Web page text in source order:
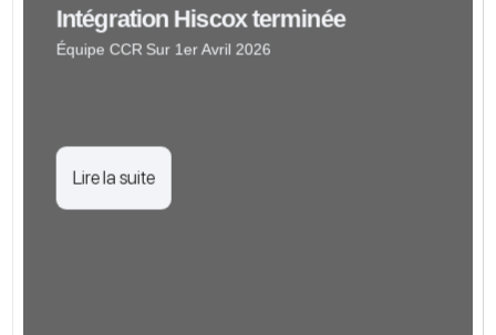
Intégration Hiscox terminée
Équipe CCR Sur 1er Avril 2026
Lire la suite